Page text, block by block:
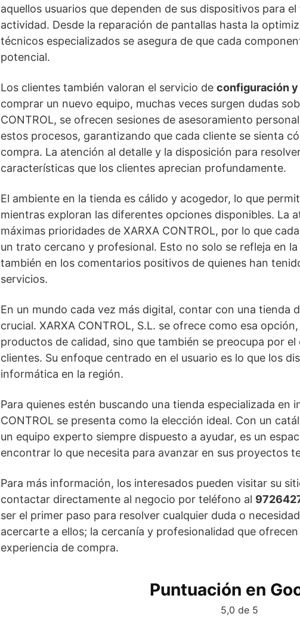
aquellos usuarios que dependen de sus dispositivos para
actividad. Desde la reparación de pantallas hasta la
técnicos especializados se asegura de que cada
potencial.
Los clientes también valoran el servicio de configuración
comprar un nuevo equipo, muchas veces surgen dudas
CONTROL, se ofrecen sesiones de asesoramiento
estos procesos, garantizando que cada cliente se sienta
compra. La atención al detalle y la disposición para
características que los clientes aprecian profundamente.
El ambiente en la tienda es cálido y acogedor, lo que
mientras exploran las diferentes opciones disponibles. La
máximas prioridades de XARXA CONTROL, por lo que
un trato cercano y profesional. Esto no solo se refleja en
también en los comentarios positivos de quienes han
servicios.
En un mundo cada vez más digital, contar con una tienda
crucial. XARXA CONTROL, S.L. se ofrece como esa
productos de calidad, sino que también se preocupa por
clientes. Su enfoque centrado en el usuario es lo que los
informática en la región.
Para quienes estén buscando una tienda especializada en
CONTROL se presenta como la elección ideal. Con un
un equipo experto siempre dispuesto a ayudar, es un
encontrar lo que necesita para avanzar en sus proyectos
Para más información, los interesados pueden visitar su
contactar directamente al negocio por teléfono al
ser el primer paso para resolver cualquier duda o
acercarte a ellos; la cercanía y profesionalidad que
experiencia de compra.
Puntuación en
5,0 de 5